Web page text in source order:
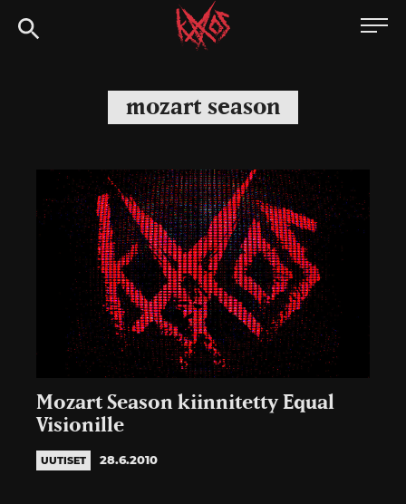
Siirry
suoraan
Kaaoszine
mozart season
Mozart Season kiinnitetty Equal
Visionille
UUTISET 28.6.2010